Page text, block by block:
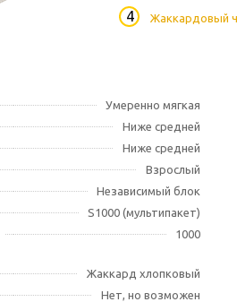
Жаккардовый
Умеренно мягкая
Ниже средней
Ниже средней
Взрослый
Независимый блок
S1000 (мультипакет)
1000
Жаккард хлопковый
Нет, но возможен